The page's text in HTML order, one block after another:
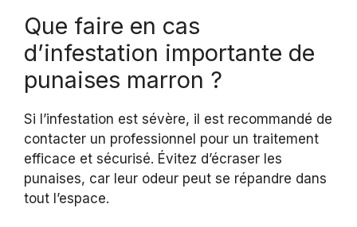
Que faire en cas
d’infestation importante de
punaises marron ?
Si l’infestation est sévère, il est recommandé de
contacter un professionnel pour un traitement
efficace et sécurisé. Évitez d’écraser les
punaises, car leur odeur peut se répandre dans
tout l’espace.